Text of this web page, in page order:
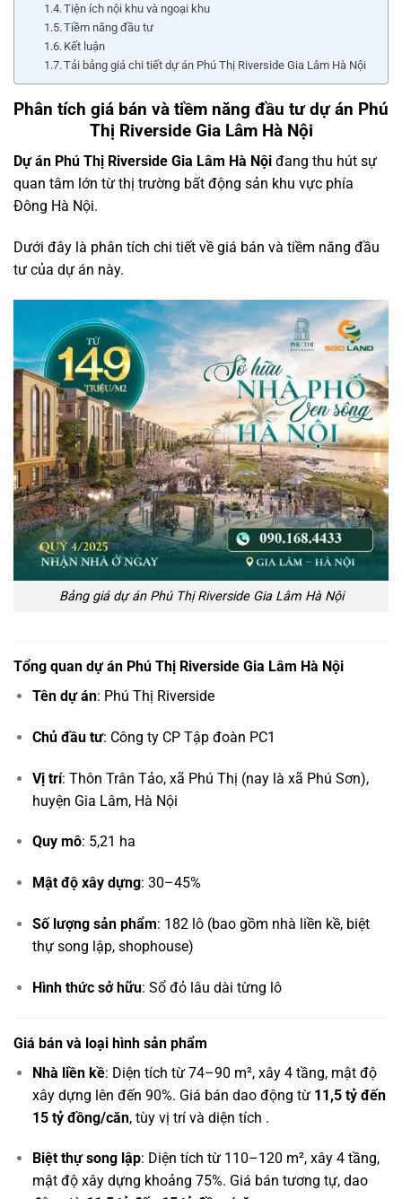
Tiện ích nội khu và ngoại khu
Tiềm năng đầu tư
Kết luận
Tải bảng giá chi tiết dự án Phú Thị Riverside Gia Lâm Hà Nội
Phân tích giá bán và tiềm năng đầu tư dự án Phú
Thị Riverside Gia Lâm Hà Nội
Dự án Phú Thị Riverside Gia Lâm Hà Nội đang thu hút sự
quan tâm lớn từ thị trường bất động sản khu vực phía
Đông Hà Nội.
Dưới đây là phân tích chi tiết về giá bán và tiềm năng đầu
tư của dự án này.
Bảng giá dự án Phú Thị Riverside Gia Lâm Hà Nội
Tổng quan dự án Phú Thị Riverside Gia Lâm Hà Nội
Tên dự án: Phú Thị Riverside
Chủ đầu tư: Công ty CP Tập đoàn PC1
Vị trí: Thôn Trân Tảo, xã Phú Thị (nay là xã Phú Sơn),
huyện Gia Lâm, Hà Nội
Quy mô: 5,21 ha
Mật độ xây dựng: 30–45%
Số lượng sản phẩm: 182 lô (bao gồm nhà liền kề, biệt
thự song lập, shophouse)
Hình thức sở hữu: Sổ đỏ lâu dài từng lô
Giá bán và loại hình sản phẩm
Nhà liền kề: Diện tích từ 74–90 m², xây 4 tầng, mật độ
xây dựng lên đến 90%. Giá bán dao động từ 11,5 tỷ đến
15 tỷ đồng/căn, tùy vị trí và diện tích .
Biệt thự song lập: Diện tích từ 110–120 m², xây 4 tầng,
mật độ xây dựng khoảng 75%. Giá bán tương tự, dao